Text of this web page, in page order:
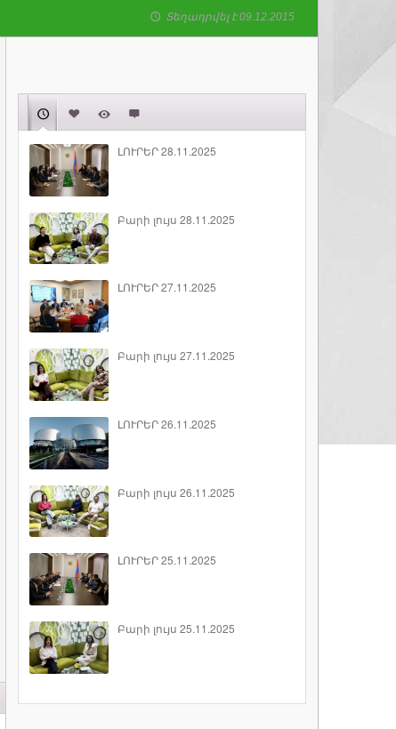
Տեղադրվել է 09.12.2015
ԼՈՒՐԵՐ 28.11.2025
Բարի լույս 28.11.2025
ԼՈՒՐԵՐ 27.11.2025
Բարի լույս 27.11.2025
ԼՈՒՐԵՐ 26.11.2025
Բարի լույս 26.11.2025
ԼՈՒՐԵՐ 25.11.2025
Բարի լույս 25.11.2025